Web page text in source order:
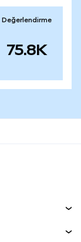
Değerlendirme
75.8K